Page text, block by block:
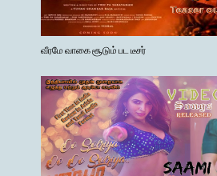
வீரமே வாகை சூடும் பட டீசர்